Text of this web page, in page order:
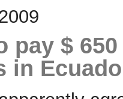
pay $
in